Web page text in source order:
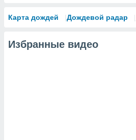
Карта дождей Дождевой радар
Избранные видео